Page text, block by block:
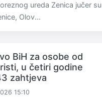
ureda Zenica jučer su
Olov...
BiH za osobe od
u četiri godine
zahtjeva
15:10